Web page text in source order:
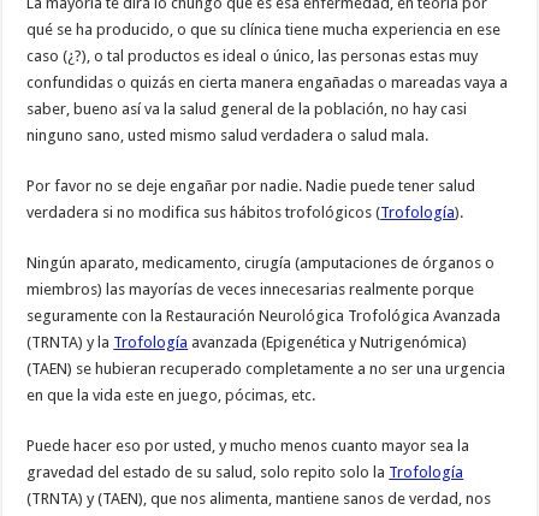
qué se ha producido, o que su clínica tiene mucha experiencia en ese
caso (¿?), o tal productos es ideal o único, las personas estas muy
confundidas o quizás en cierta manera engañadas o mareadas vaya a
saber, bueno así va la salud general de la población, no hay casi
ninguno sano, usted mismo salud verdadera o salud mala.
Por favor no se deje engañar por nadie. Nadie puede tener salud
verdadera si no modifica sus hábitos trofológicos (Trofología).
Ningún aparato, medicamento, cirugía (amputaciones de órganos o
miembros) las mayorías de veces innecesarias realmente porque
seguramente con la Restauración Neurológica Trofológica Avanzada
(TRNTA) y la Trofología avanzada (Epigenética y Nutrigenómica)
(TAEN) se hubieran recuperado completamente a no ser una urgencia
en que la vida este en juego, pócimas, etc.
Puede hacer eso por usted, y mucho menos cuanto mayor sea la
gravedad del estado de su salud, solo repito solo la Trofología
(TRNTA) y (TAEN), que nos alimenta, mantiene sanos de verdad, nos